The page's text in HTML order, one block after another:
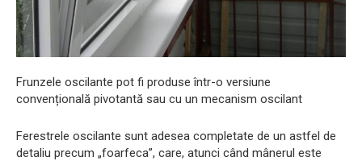
Frunzele oscilante pot fi produse într-o versiune
convențională pivotantă sau cu un mecanism oscilant
Ferestrele oscilante sunt adesea completate de un astfel de
detaliu precum „foarfeca”, care, atunci când mânerul este